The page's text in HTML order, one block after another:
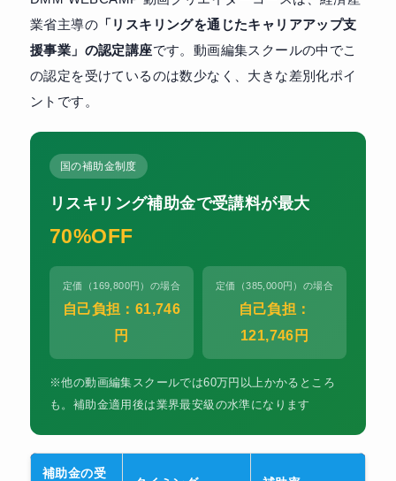
業省主導の「リスキリングを通じたキャリアアップ支
援事業」の認定講座です。動画編集スクールの中でこ
の認定を受けているのは数少なく、大きな差別化ポイ
ントです。
国の補助金制度
リスキリング補助金で受講料が最大
70%OFF
定価（169,800円）の場合
自己負担：61,746
円
定価（385,000円）の場合
自己負担：
121,746円
※他の動画編集スクールでは60万円以上かかるところ
も。補助金適用後は業界最安級の水準になります
補助金の受